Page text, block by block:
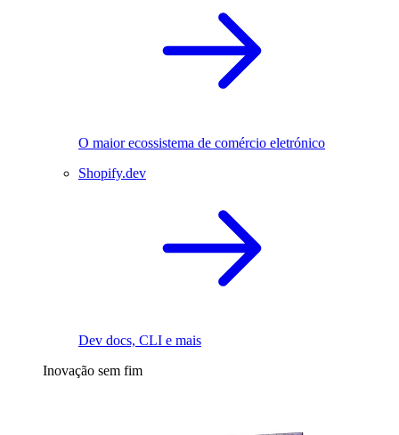
O maior ecossistema de comércio eletrónico
Shopify.dev
Dev docs, CLI e mais
Inovação sem fim